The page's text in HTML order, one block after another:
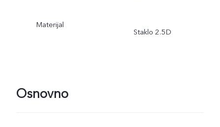
Materijal
Staklo 2.5D
Osnovno